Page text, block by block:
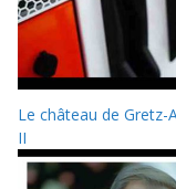
Le château de Gretz-
II